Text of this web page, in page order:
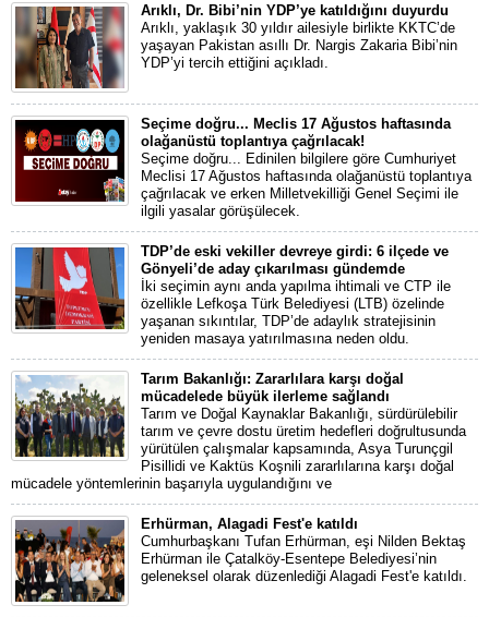
Arıklı, Dr. Bibi’nin YDP’ye katıldığını duyurdu
Arıklı, yaklaşık 30 yıldır ailesiyle birlikte KKTC’de
yaşayan Pakistan asıllı Dr. Nargis Zakaria Bibi’nin
YDP’yi tercih ettiğini açıkladı.
Seçime doğru... Meclis 17 Ağustos haftasında
olağanüstü toplantıya çağrılacak!
Seçime doğru... Edinilen bilgilere göre Cumhuriyet
Meclisi 17 Ağustos haftasında olağanüstü toplantıya
çağrılacak ve erken Milletvekilliği Genel Seçimi ile
ilgili yasalar görüşülecek.
TDP’de eski vekiller devreye girdi: 6 ilçede ve
Gönyeli’de aday çıkarılması gündemde
İki seçimin aynı anda yapılma ihtimali ve CTP ile
özellikle Lefkoşa Türk Belediyesi (LTB) özelinde
yaşanan sıkıntılar, TDP’de adaylık stratejisinin
yeniden masaya yatırılmasına neden oldu.
Tarım Bakanlığı: Zararlılara karşı doğal
mücadelede büyük ilerleme sağlandı
Tarım ve Doğal Kaynaklar Bakanlığı, sürdürülebilir
tarım ve çevre dostu üretim hedefleri doğrultusunda
yürütülen çalışmalar kapsamında, Asya Turunçgil
Pisillidi ve Kaktüs Koşnili zararlılarına karşı doğal
mücadele yöntemlerinin başarıyla uygulandığını ve
Erhürman, Alagadi Fest'e katıldı
Cumhurbaşkanı Tufan Erhürman, eşi Nilden Bektaş
Erhürman ile Çatalköy-Esentepe Belediyesi’nin
geleneksel olarak düzenlediği Alagadi Fest'e katıldı.